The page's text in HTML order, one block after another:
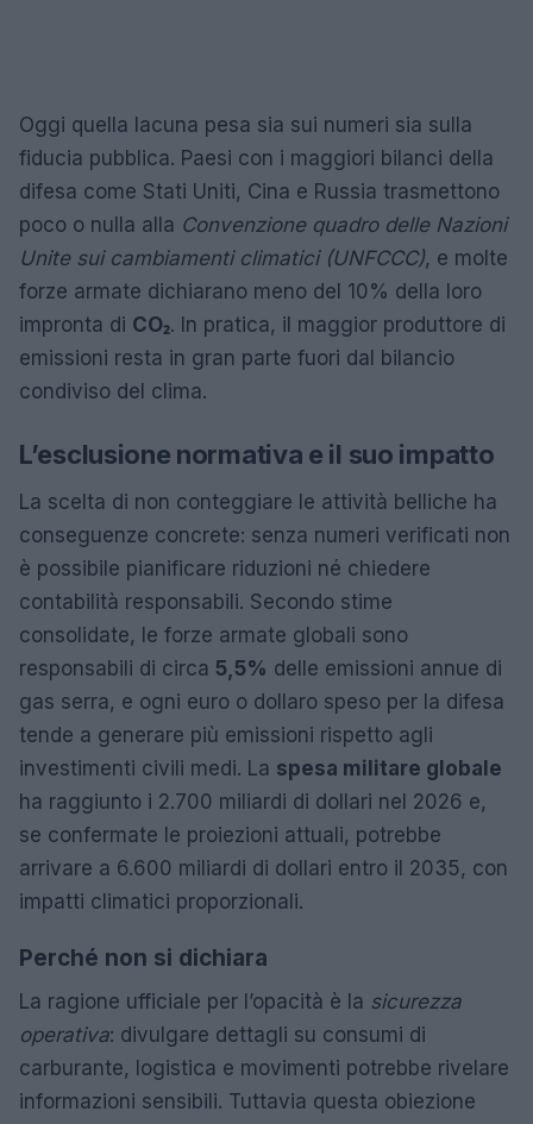
Oggi quella lacuna pesa sia sui numeri sia sulla
fiducia pubblica. Paesi con i maggiori bilanci della
difesa come Stati Uniti, Cina e Russia trasmettono
poco o nulla alla Convenzione quadro delle Nazioni
Unite sui cambiamenti climatici (UNFCCC), e molte
forze armate dichiarano meno del 10% della loro
impronta di CO₂. In pratica, il maggior produttore di
emissioni resta in gran parte fuori dal bilancio
condiviso del clima.
L’esclusione normativa e il suo impatto
La scelta di non conteggiare le attività belliche ha
conseguenze concrete: senza numeri verificati non
è possibile pianificare riduzioni né chiedere
contabilità responsabili. Secondo stime
consolidate, le forze armate globali sono
responsabili di circa 5,5% delle emissioni annue di
gas serra, e ogni euro o dollaro speso per la difesa
tende a generare più emissioni rispetto agli
investimenti civili medi. La spesa militare globale
ha raggiunto i 2.700 miliardi di dollari nel 2026 e,
se confermate le proiezioni attuali, potrebbe
arrivare a 6.600 miliardi di dollari entro il 2035, con
impatti climatici proporzionali.
Perché non si dichiara
La ragione ufficiale per l’opacità è la sicurezza
operativa: divulgare dettagli su consumi di
carburante, logistica e movimenti potrebbe rivelare
informazioni sensibili. Tuttavia questa obiezione